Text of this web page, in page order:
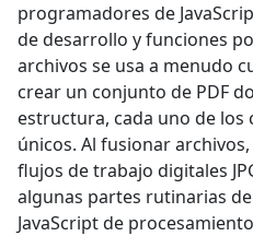
programadores de
de desarrollo y funciones
archivos se usa a menudo
crear un conjunto de PDF
estructura, cada uno de los
únicos. Al fusionar
flujos de trabajo digitales
algunas partes rutinarias
JavaScript de